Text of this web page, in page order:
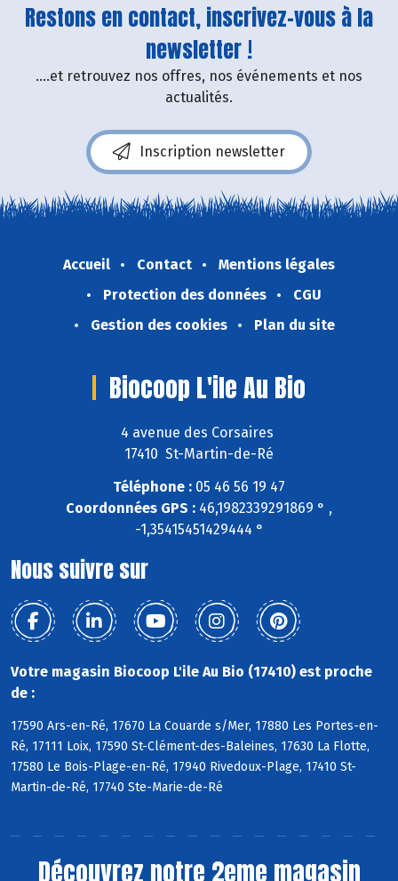
Restons en contact, inscrivez-vous à la
newsletter !
....et retrouvez nos offres, nos événements et nos
actualités.
Inscription newsletter
Accueil Contact
Mentions légales
Protection des données
CGU
Gestion des cookies
Plan du site
Biocoop L'ile Au Bio
4 avenue des Corsaires
17410 St-Martin-de-Ré
Téléphone : 05 46 56 19 47
Coordonnées GPS : 46,1982339291869 ° ,
-1,35415451429444 °
Nous suivre sur
Votre magasin Biocoop L'ile Au Bio (17410) est proche
de :
17590 Ars-en-Ré, 17670 La Couarde s/Mer, 17880 Les Portes-en-
Ré, 17111 Loix, 17590 St-Clément-des-Baleines, 17630 La Flotte,
17580 Le Bois-Plage-en-Ré, 17940 Rivedoux-Plage, 17410 St-
Martin-de-Ré, 17740 Ste-Marie-de-Ré
Découvrez notre 2eme magasin